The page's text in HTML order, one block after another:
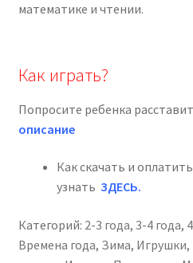
математике и чтении.
Как играть?
Попросите ребенка
описание
Как скачать и
узнать ЗДЕСЬ.
Категорий: 2-3 года, 3-4 года,
Времена года, Зима, Игрушки,